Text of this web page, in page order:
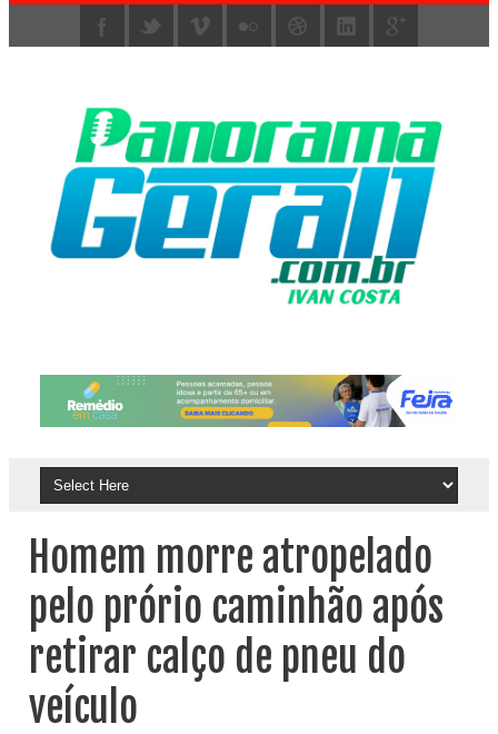
Homem morre atropelado
pelo prório caminhão após
retirar calço de pneu do
veículo